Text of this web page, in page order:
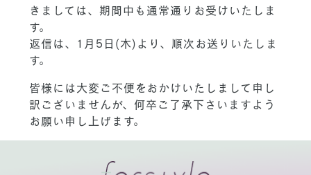
きましては、期間中も通常通りお受けいたしま
す。
返信は、1月5日(木)より、順次お送りいたしま
す。
皆様には大変ご不便をおかけいたしまして申し
訳ございませんが、何卒ご了承下さいますよう
お願い申し上げます。